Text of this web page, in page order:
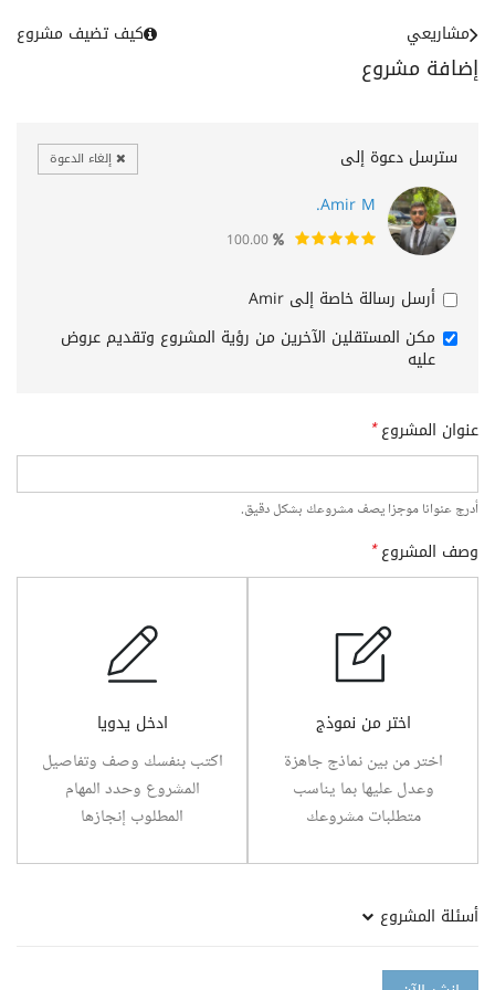
إضافة مشروع
مشاريعي كيف تضيف مشروع
سترسل دعوة إلى إلغاء الدعوة
Amir M.
أرسل رسالة خاصة إلى Amir
مكن المستقلين الآخرين من رؤية المشروع وتقديم عروض
عليه
عنوان المشروع*
أدرج عنوانا موجزا يصف مشروعك بشكل دقيق.
وصف المشروع*
اختر من نموذج
اختر من بين نماذج جاهزة
وعدل عليها بما يناسب
متطلبات مشروعك
ادخل يدويا
اكتب بنفسك وصف وتفاصيل
المشروع وحدد المهام
المطلوب إنجازها
أسئلة المشروع